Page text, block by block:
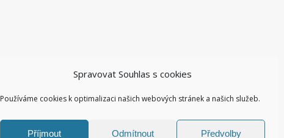
Spravovat Souhlas s cookies
Používáme cookies k optimalizaci našich webových stránek a našich služeb.
Příjmout Odmítnout Předvolby